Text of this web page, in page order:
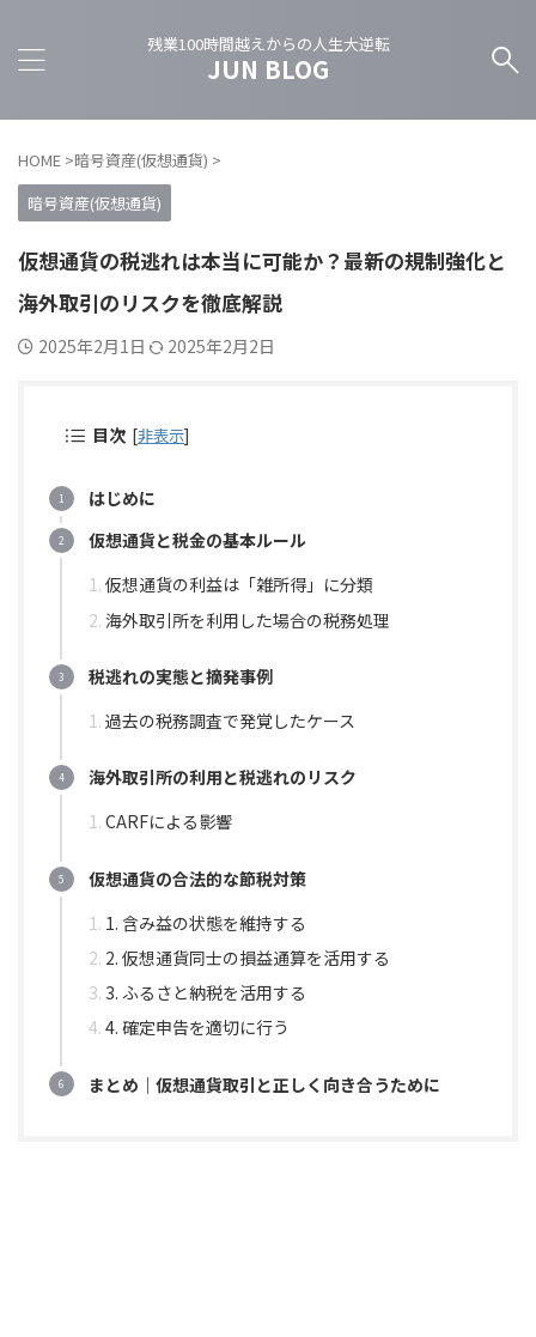
残業100時間越えからの人生大逆転
JUN BLOG
HOME >暗号資産(仮想通貨) >
暗号資産(仮想通貨)
仮想通貨の税逃れは本当に可能か？最新の規制強化と
海外取引のリスクを徹底解説
2025年2月1日 2025年2月2日
目次 [非表示]
はじめに
仮想通貨と税金の基本ルール
仮想通貨の利益は「雑所得」に分類
海外取引所を利用した場合の税務処理
税逃れの実態と摘発事例
過去の税務調査で発覚したケース
海外取引所の利用と税逃れのリスク
CARFによる影響
仮想通貨の合法的な節税対策
1. 含み益の状態を維持する
2. 仮想通貨同士の損益通算を活用する
3. ふるさと納税を活用する
4. 確定申告を適切に行う
まとめ｜仮想通貨取引と正しく向き合うために